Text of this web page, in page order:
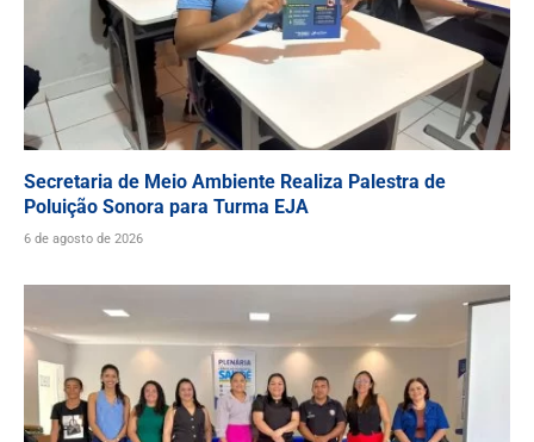
Secretaria de Meio Ambiente Realiza Palestra de
Poluição Sonora para Turma EJA
6 de agosto de 2026